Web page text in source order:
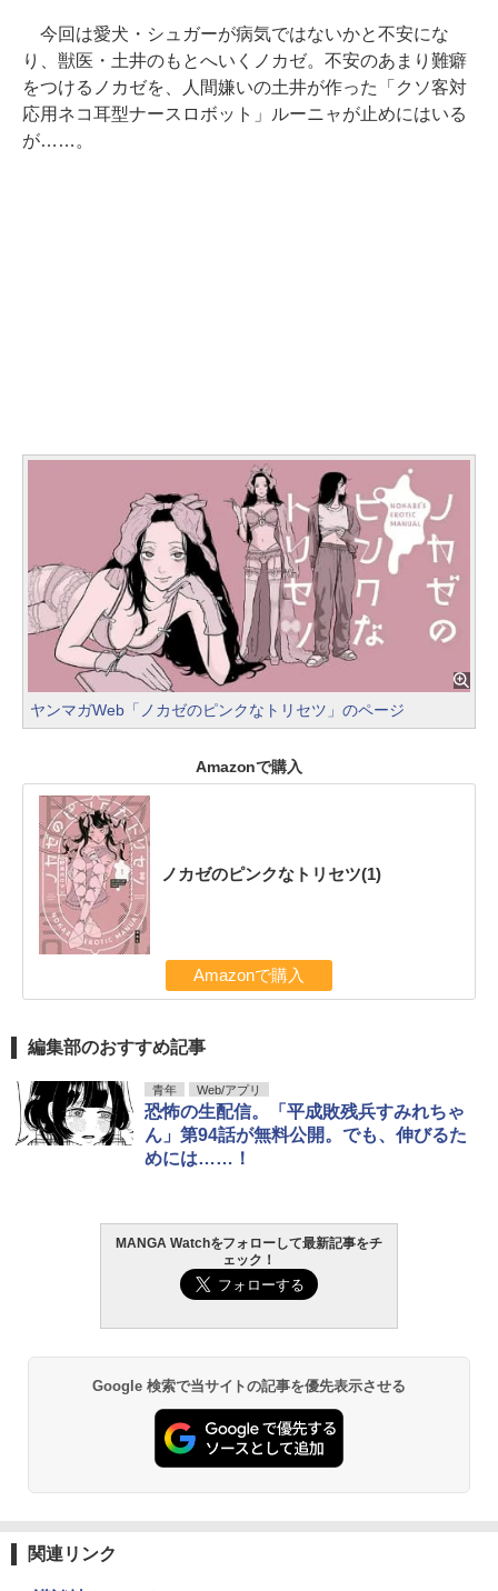
今回は愛犬・シュガーが病気ではないかと不安にな
り、獣医・土井のもとへいくノカゼ。不安のあまり難癖
をつけるノカゼを、人間嫌いの土井が作った「クソ客対
応用ネコ耳型ナースロボット」ルーニャが止めにはいる
が……。
ヤンマガWeb「ノカゼのピンクなトリセツ」のページ
Amazonで購入
ノカゼのピンクなトリセツ(1)
Amazonで購入
編集部のおすすめ記事
青年 Web/アプリ
恐怖の生配信。「平成敗残兵すみれちゃ
ん」第94話が無料公開。でも、伸びるた
めには……！
MANGA Watchをフォローして最新記事をチ
ェック！
Google 検索で当サイトの記事を優先表示させる
関連リンク